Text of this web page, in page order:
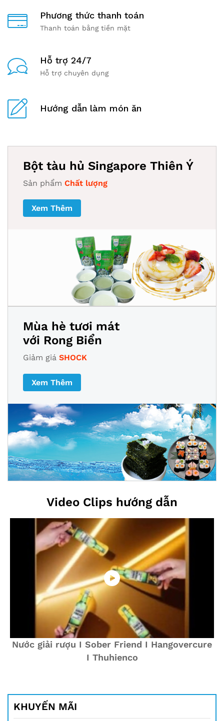
Phương thức thanh toán
Thanh toán bằng tiền mặt
Hỗ trợ 24/7
Hỗ trợ chuyên dụng
Hướng dẫn làm món ăn
Bột tàu hủ Singapore Thiên Ý
Sản phẩm Chất lượng
Xem Thêm
Mùa hè tươi mát
với Rong Biển
Giảm giá SHOCK
Xem Thêm
Video Clips hướng dẫn
Nước giải rượu I Sober Friend I Hangovercure
I Thuhienco
KHUYẾN MÃI